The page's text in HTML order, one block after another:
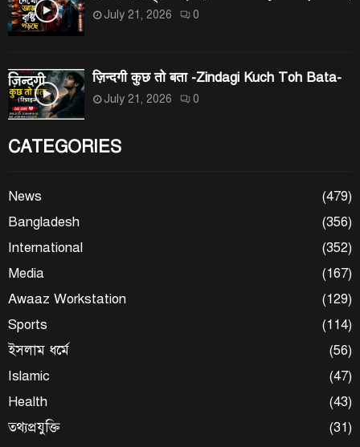
July 21, 2026 0
ज़िन्दगी कुछ तो बता -Zindagi Kuch Toh Bata-
July 21, 2026 0
CATEGORIES
News
(479)
Bangladesh
(356)
International
(352)
Media
(167)
Awaaz Workstation
(129)
Sports
(114)
ইসলাম ধর্মে
(56)
Islamic
(47)
Health
(43)
তথ্যপ্রযুক্তি
(31)